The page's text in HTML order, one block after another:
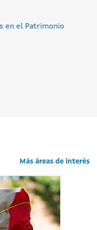
en el Patrimonio
Más áreas de interés